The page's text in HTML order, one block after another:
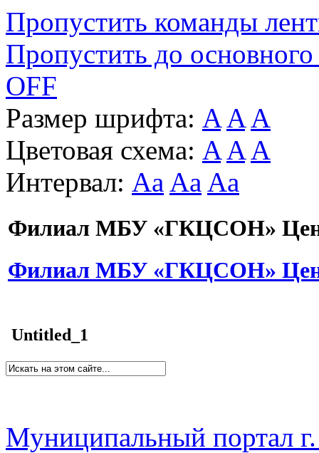
Пропустить команды
Пропустить до основного
OFF
Размер шрифта: A A A
Цветовая схема: A A A
Интервал: Aa Aa Aa
Филиал МБУ «ГКЦСОН»
Филиал МБУ «ГКЦСОН»
Untitled_1
Муниципальный портал